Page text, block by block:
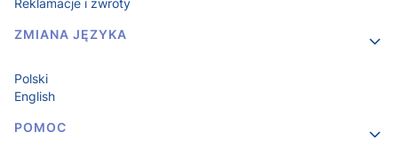
Reklamacje i zwroty
ZMIANA JĘZYKA
Polski
English
POMOC